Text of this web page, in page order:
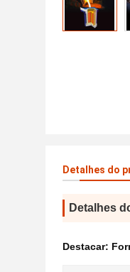
Detalhes do
Detalhes
Destacar: